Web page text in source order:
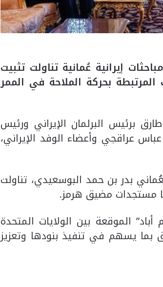
إيرانية عُمانية تناولت تثبيت
المرتبطة بحركة الملاحة في الممر
برئيس البرلمان الإيراني ورئيس
عراقجي وأعضاء الوفد الإيراني،
بدر بن حمد البوسعيدي، تناولت
مستجدات مضيق هرمز.
الموقعة بين الولايات المتحدة
بما يسهم في تنفيذ بنودها وتعزيز